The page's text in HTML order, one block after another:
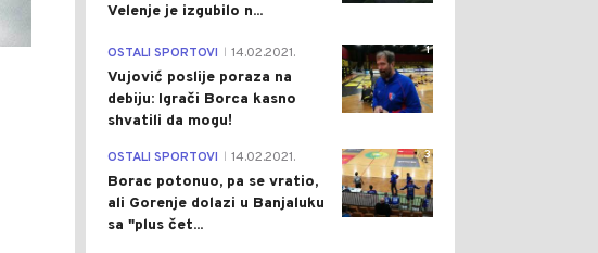
Velenje je izgubilo n...
1
OSTALI SPORTOVI 14.02.2021.
Vujović poslije poraza na
debiju: Igrači Borca kasno
shvatili da mogu!
3
OSTALI SPORTOVI 14.02.2021.
Borac potonuo, pa se vratio,
ali Gorenje dolazi u Banjaluku
sa "plus čet...